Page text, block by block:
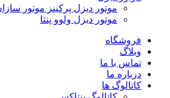
موتور دیزل پرکینز موتور
موتور دیزل ولوو پنتا
فروشگاه
وبلاگ
تماس با ما
درباره ما
کاتالوگ ها